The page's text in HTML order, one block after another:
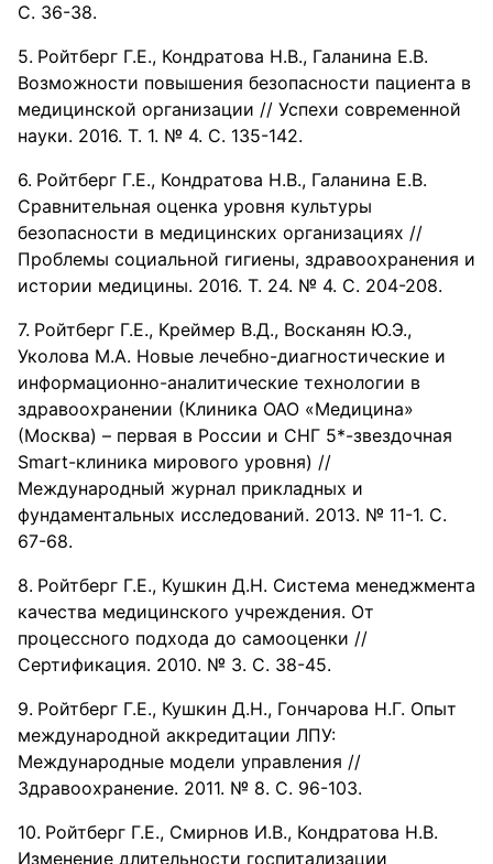
С. 36-38.
Ройтберг Г.Е., Кондратова Н.В., Галанина Е.В.
Возможности повышения безопасности пациента в
медицинской организации // Успехи современной
науки. 2016. Т. 1. № 4. С. 135-142.
Ройтберг Г.Е., Кондратова Н.В., Галанина Е.В.
Сравнительная оценка уровня культуры
безопасности в медицинских организациях //
Проблемы социальной гигиены, здравоохранения и
истории медицины. 2016. Т. 24. № 4. С. 204-208.
Ройтберг Г.Е., Креймер В.Д., Восканян Ю.Э.,
Уколова М.А. Новые лечебно-диагностические и
информационно-аналитические технологии в
здравоохранении (Клиника ОАО «Медицина»
(Москва) – первая в России и СНГ 5*-звездочная
Smart-клиника мирового уровня) //
Международный журнал прикладных и
фундаментальных исследований. 2013. № 11-1. С.
67-68.
Ройтберг Г.Е., Кушкин Д.Н. Система менеджмента
качества медицинского учреждения. От
процессного подхода до самооценки //
Сертификация. 2010. № 3. С. 38-45.
Ройтберг Г.Е., Кушкин Д.Н., Гончарова Н.Г. Опыт
международной аккредитации ЛПУ:
Международные модели управления //
Здравоохранение. 2011. № 8. С. 96-103.
Ройтберг Г.Е., Смирнов И.В., Кондратова Н.В.
Изменение длительности госпитализации